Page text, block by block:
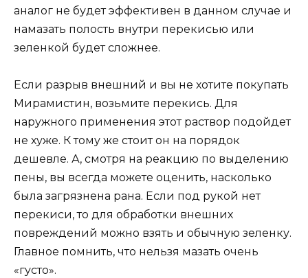
аналог не будет эффективен в данном случае и
намазать полость внутри перекисью или
зеленкой будет сложнее.
Если разрыв внешний и вы не хотите покупать
Мирамистин, возьмите перекись. Для
наружного применения этот раствор подойдет
не хуже. К тому же стоит он на порядок
дешевле. А, смотря на реакцию по выделению
пены, вы всегда можете оценить, насколько
была загрязнена рана. Если под рукой нет
перекиси, то для обработки внешних
повреждений можно взять и обычную зеленку.
Главное помнить, что нельзя мазать очень
«густо».